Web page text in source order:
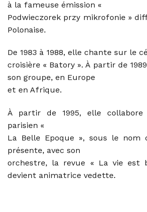
à la fameuse émission «
Podwieczorek przy mikrofonie »
Polonaise.
De 1983 à 1988, elle chante sur le
croisière « Batory ». À partir de
son groupe, en Europe
et en Afrique.
À partir de 1995, elle
parisien «
La Belle Epoque », sous le nom
présente, avec son
orchestre, la revue « La vie est
devient animatrice vedette.